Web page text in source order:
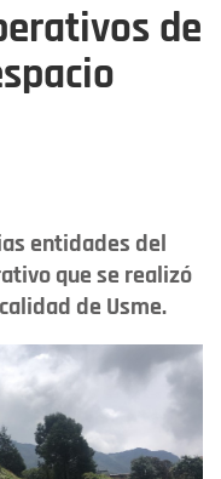
de
entidades del
que se realizó
de Usme.